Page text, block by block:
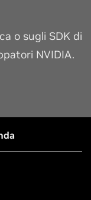
o sugli SDK di
NVIDIA.